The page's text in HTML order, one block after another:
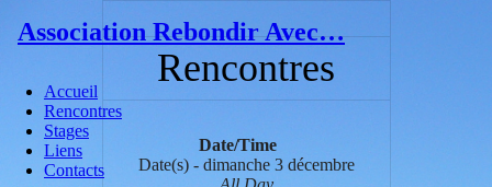
content
Association Rebondir Avec…
Accueil
Rencontres
Stages
Liens
Contacts
Rencontres
Date/Time
Date(s) - dimanche 3 décembre